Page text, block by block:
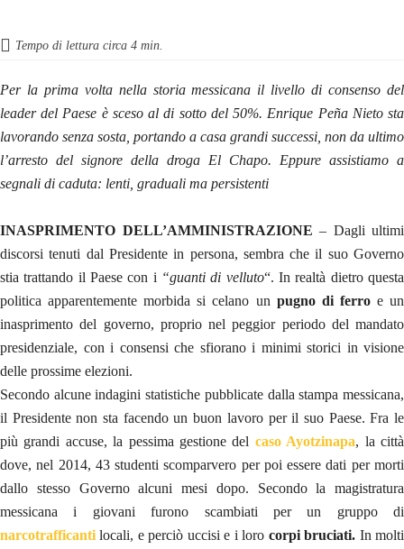
Tempo di lettura circa 4 min.
Per la prima volta nella storia messicana il livello di consenso del
leader del Paese è sceso al di sotto del 50%. Enrique Peña Nieto sta
lavorando senza sosta, portando a casa grandi successi, non da ultimo
l’arresto del signore della droga El Chapo. Eppure assistiamo a
segnali di caduta: lenti, graduali ma persistenti
INASPRIMENTO DELL’AMMINISTRAZIONE – Dagli ultimi
discorsi tenuti dal Presidente in persona, sembra che il suo Governo
stia trattando il Paese con i “guanti di velluto“. In realtà dietro questa
politica apparentemente morbida si celano un pugno di ferroe un
inasprimento del governo, proprio nel peggior periodo del mandato
presidenziale, con i consensi che sfiorano i minimi storici in visione
delle prossime elezioni.
Secondo alcune indagini statistiche pubblicate dalla stampa messicana,
il Presidente non sta facendo un buon lavoro per il suo Paese. Fra le
più grandi accuse, la pessima gestione del caso Ayotzinapa, la città
dove, nel 2014, 43 studenti scomparvero per poi essere dati per morti
dallo stesso Governo alcuni mesi dopo. Secondo la magistratura
messicana i giovani furono scambiati per un gruppo di
narcotrafficanti locali, e perciò uccisi e i loro corpi bruciati. In molti